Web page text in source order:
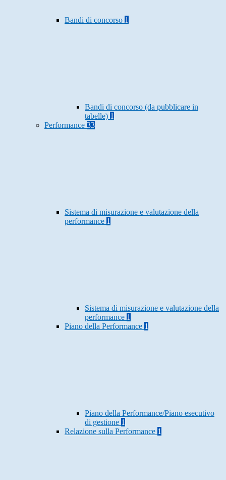
Bandi di concorso 1
Bandi di concorso (da pubblicare in
tabelle) 1
Performance 33
Sistema di misurazione e valutazione della
performance 1
Sistema di misurazione e valutazione della
performance 1
Piano della Performance 1
Piano della Performance/Piano esecutivo
di gestione 1
Relazione sulla Performance 1